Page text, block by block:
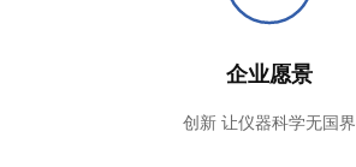
企业愿景
创新 让仪器科学无国界